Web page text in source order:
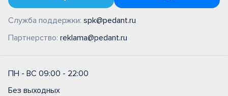
Служба поддержки: spk@pedant.ru
Партнерство: reklama@pedant.ru
ПН - ВС 09:00 - 22:00
Без выходных